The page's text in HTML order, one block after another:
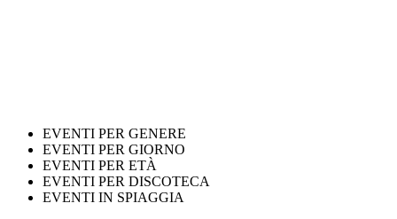
EVENTI PER GENERE
EVENTI PER GIORNO
EVENTI PER ETÀ
EVENTI PER DISCOTECA
EVENTI IN SPIAGGIA